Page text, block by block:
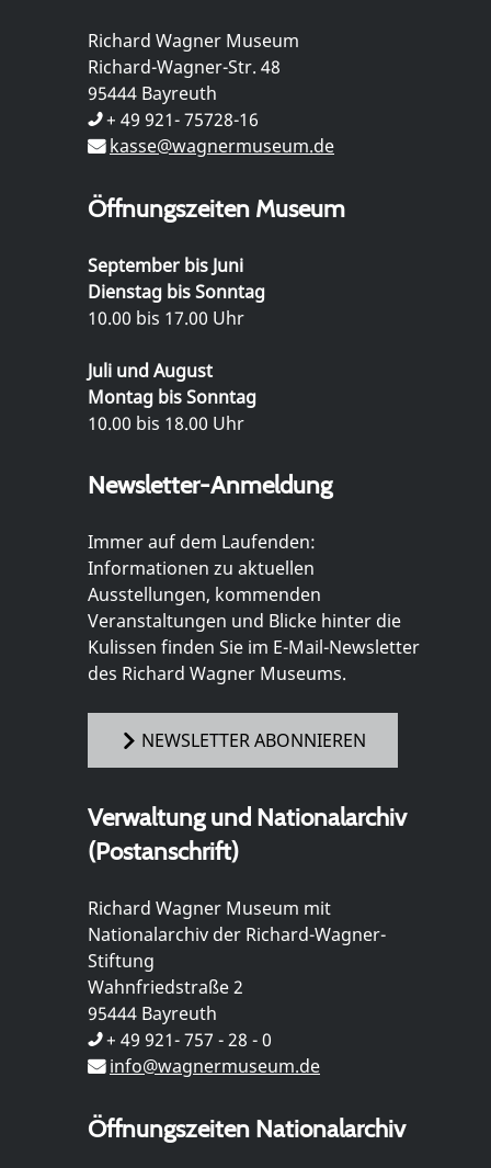
Richard Wagner Museum
Richard-Wagner-Str. 48
95444 Bayreuth
+ 49 921- 75728-16
kasse@wagnermuseum.de
Öffnungszeiten Museum
September bis Juni
Dienstag bis Sonntag
10.00 bis 17.00 Uhr
Juli und August
Montag bis Sonntag
10.00 bis 18.00 Uhr
Newsletter-Anmeldung
Immer auf dem Laufenden:
Informationen zu aktuellen
Ausstellungen, kommenden
Veranstaltungen und Blicke hinter die
Kulissen finden Sie im E-Mail-Newsletter
des Richard Wagner Museums.
NEWSLETTER ABONNIEREN
Verwaltung und Nationalarchiv
(Postanschrift)
Richard Wagner Museum mit
Nationalarchiv der Richard-Wagner-
Stiftung
Wahnfriedstraße 2
95444 Bayreuth
+ 49 921- 757 - 28 - 0
info@wagnermuseum.de
Öffnungszeiten Nationalarchiv